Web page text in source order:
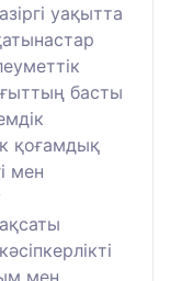
уақытта
басты
қоғамдық
мен
мен